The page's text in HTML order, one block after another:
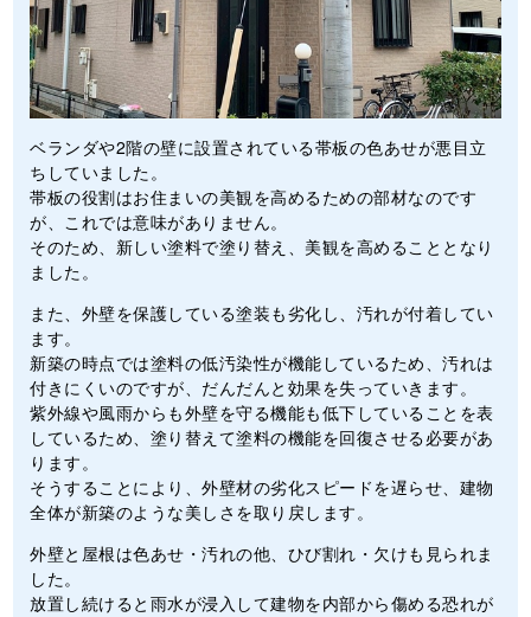
ベランダや2階の壁に設置されている帯板の色あせが悪目立
ちしていました。
帯板の役割はお住まいの美観を高めるための部材なのです
が、これでは意味がありません。
そのため、新しい塗料で塗り替え、美観を高めることとなり
ました。
また、外壁を保護している塗装も劣化し、汚れが付着してい
ます。
新築の時点では塗料の低汚染性が機能しているため、汚れは
付きにくいのですが、だんだんと効果を失っていきます。
紫外線や風雨からも外壁を守る機能も低下していることを表
しているため、塗り替えて塗料の機能を回復させる必要があ
ります。
そうすることにより、外壁材の劣化スピードを遅らせ、建物
全体が新築のような美しさを取り戻します。
外壁と屋根は色あせ・汚れの他、ひび割れ・欠けも見られま
した。
放置し続けると雨水が浸入して建物を内部から傷める恐れが